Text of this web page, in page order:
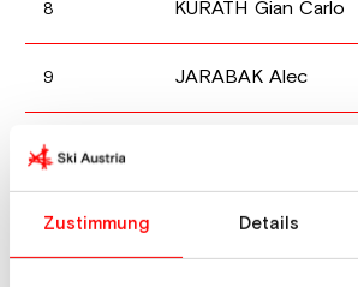
Zustimmung Details
8 KURATH Gian Carlo
9 JARABAK Alec
10
10 TSCHUMPERLIN